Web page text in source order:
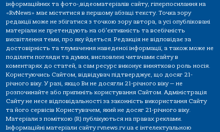
інформаційних та фото-,відеоматеріалів сайту, гіперпосилання на
«RvNews» має міститися в першому абзаці тексту. Точка зору
редакції може не збігатися з точкою зору автора, а усі опубліковані
матеріали не претендують на об'єктивність та всебічність
висвітлення теми, про яку йдеться. Редакція не відповідає за
достовірність та тлумачення наведеної інформації, а також може не
поділяти погляди та думки, висловлені читачами сайту в
коментарях до статей, а сам ресурс виконує винятково роль носія.
Користуючись Сайтом, відвідувач підтверджує, що досяг 21-
річного віку. У разі, якщо Ви не досягли 21-річного віку — не
розпочинайте або припиніть користування Сайтом. Адміністрація
Сайту не несе відповідальності за законність використання Сайту
та його сервісів Користувачем, який не досяг 21-річного віку.
Матеріали з поміткою (R) публікуються на правах реклами.
Інформаційні матеріали сайту rvnews.rv.ua є інтелектуальною